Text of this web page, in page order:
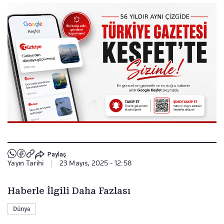
Paylaş
Yayın Tarihi 23 Mayıs, 2025 - 12:58
Haberle İlgili Daha Fazlası
Dünya